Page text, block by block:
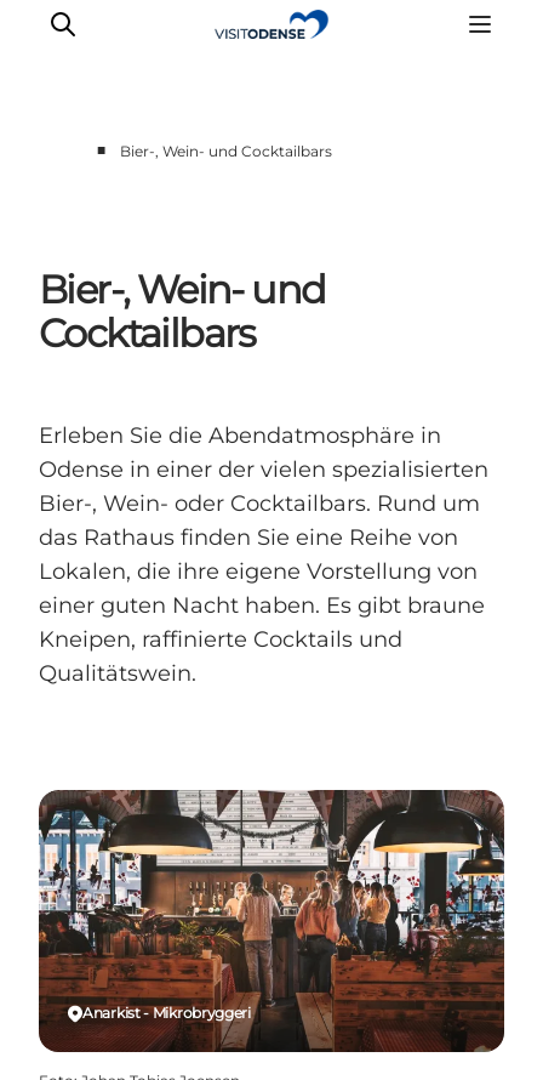
Reiseplanung
Inspiration
■ Bier-, Wein- und Cocktailbars
Bier-, Wein- und
Cocktailbars
Erleben Sie die Abendatmosphäre in
Odense in einer der vielen spezialisierten
Bier-, Wein- oder Cocktailbars. Rund um
das Rathaus finden Sie eine Reihe von
Lokalen, die ihre eigene Vorstellung von
einer guten Nacht haben. Es gibt braune
Kneipen, raffinierte Cocktails und
Qualitätswein.
Anarkist - Mikrobryggeri